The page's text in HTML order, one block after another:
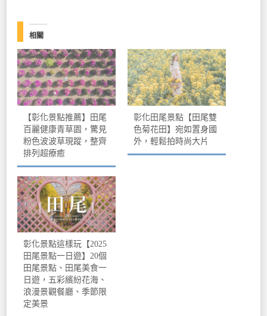
相關
【彰化景點推薦】田尾
百麗健康青草園，驚見
粉色波波草現蹤，整齊
排列超療癒
彰化田尾景點【田尾雙
色菊花田】宛如置身國
外，輕鬆拍時尚大片
彰化景點這樣玩【2025
田尾景點一日遊】20個
田尾景點、田尾美食一
日遊，五彩繽紛花海、
浪漫景觀餐廳、季節限
定美景